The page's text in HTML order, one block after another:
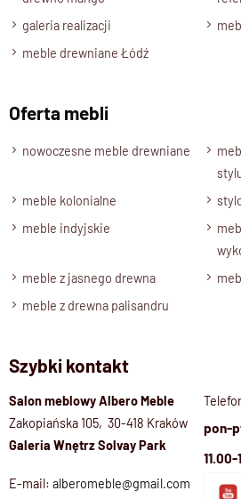
galeria realizacji
meble drewniane Łódź
Oferta mebli
nowoczesne meble drewniane
meble kolonialne
meble indyjskie
meble z jasnego drewna
meble z drewna palisandru
Szybki kontakt
Salon meblowy Albero Meble
Zakopiańska 105, 30-418 Kraków
Galeria Wnętrz Solvay Park
pon-
11.00-
E-mail: alberomeble@gmail.com